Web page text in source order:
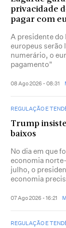
privacidade
pagar com
A presidente do
europeus serão
numerário, o
pagamento"
08 Ago 2026 - 08:31
REGULAÇÃO E
Trump
baixos
No dia em que
economia
julho, o
economia
07 Ago 2026 - 16:21
REGULAÇÃO E